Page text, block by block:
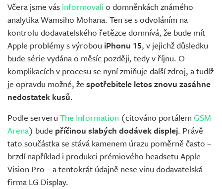
Včera jsme vás informovali o domněnkách známého
analytika Wamsiho Mohana. Ten se s odvoláním na
kontrolu dodavatelského řetězce domnívá, že bude mít
Apple problémy s výrobou iPhonu 15, v jejichž důsledku
bude série vydána o měsíc později, tedy v říjnu. O
komplikacích v procesu se nyní zmiňuje další zdroj, a tudíž
je opravdu možné, že spotřebitele letos znovu zasáhne
nedostatek kusů.
Podle serveru The Information (citováno portálem GSM
Arena) bude příčinou slabých dodávek displej. Právě
tato součástka se stává kamenem úrazu poměrně často –
brzdí například i produkci prémiového headsetu Apple
Vision Pro – a tentokrát údajně nese vinu dodavatelská
firma LG Display.